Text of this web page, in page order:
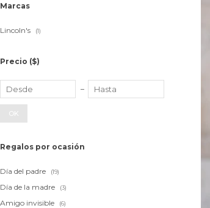
Marcas
Lincoln's (1)
Precio ($)
OK
Regalos por ocasión
Día del padre (19)
Día de la madre (3)
Amigo invisible (6)